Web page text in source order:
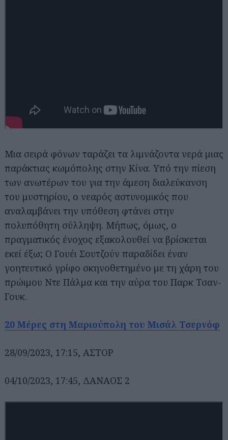
Μια σειρά φόνων ταράζει τα λιμνάζοντα νερά μιας
παράκτιας κωμόπολης στην Κίνα. Υπό την πίεση
των ανωτέρων του για την άμεση διαλεύκανση
του μυστηρίου, ο νεαρός αστυνομικός που
αναλαμβάνει την υπόθεση φτάνει στην
πολυπόθητη σύλληψη. Μήπως, όμως, ο
πραγματικός ένοχος εξακολουθεί να βρίσκεται
εκεί έξω; Ο Γουέι Σουτζούν παραδίδει έναν
γοητευτικό γρίφο σκηνοθετημένο με τη χάρη του
πρώιμου Ντε Πάλμα και την αύρα του Παρκ Τσαν-
Γουκ.
20 Μέρες στη Μαριούπολη του Μισάλ Τσερνόφ
28/09/2023, 17:15, ΑΣΤΟΡ
04/10/2023, 17:45, ΔΑΝΑΟΣ 2